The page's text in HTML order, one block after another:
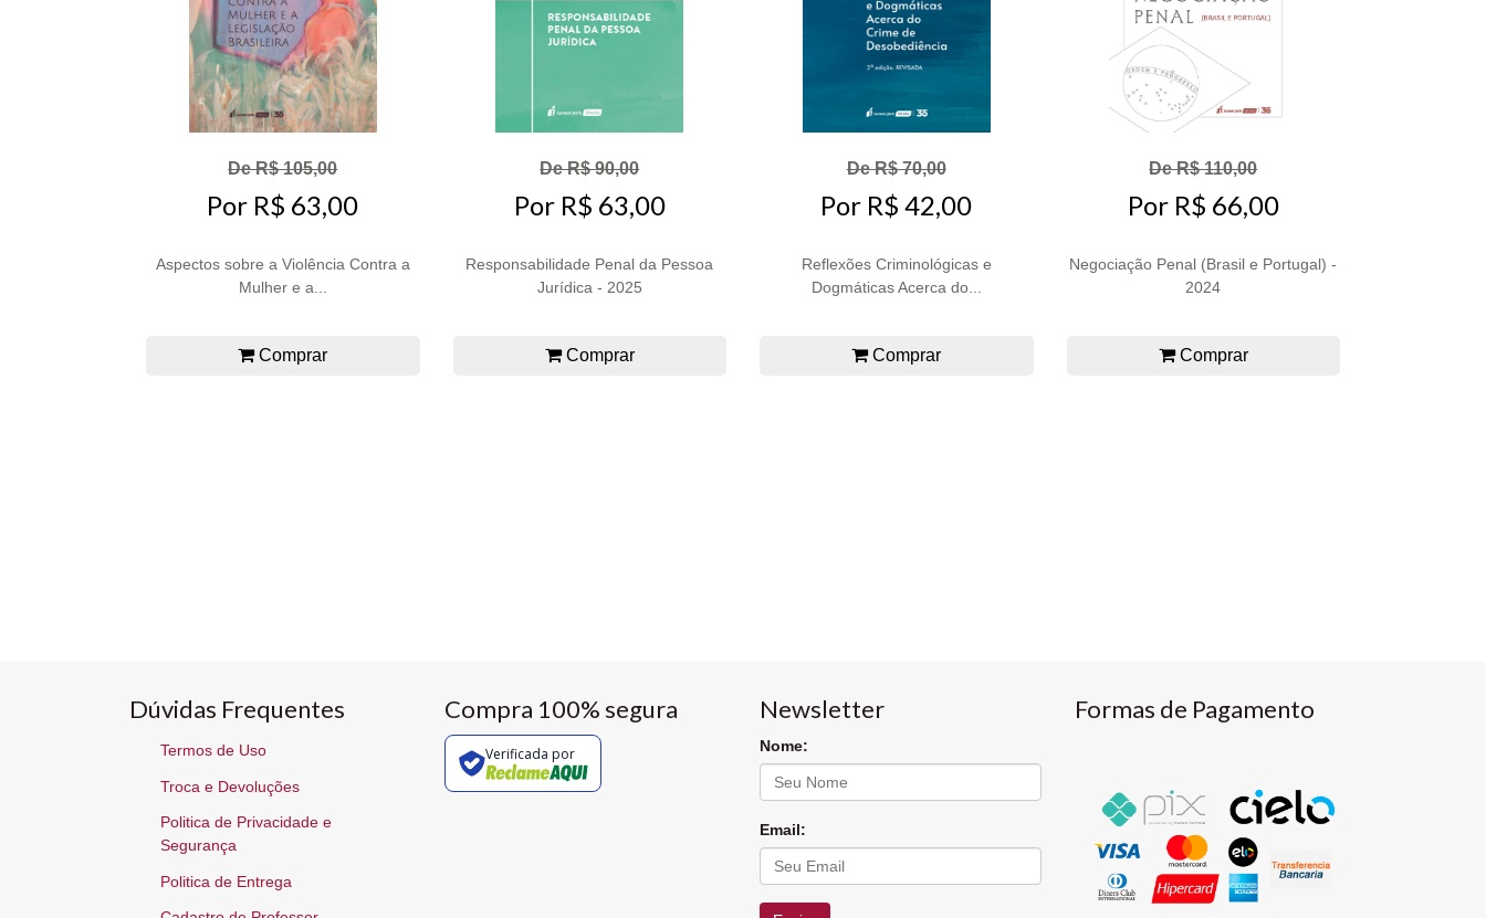
De R$ 105,00
Por R$ 63,00
Aspectos sobre a Violência Contra a
Mulher e a...
Comprar
De R$ 90,00
Por R$ 63,00
Responsabilidade Penal da Pessoa
Jurídica - 2025
Comprar
De R$ 70,00
Por R$ 42,00
Reflexões Criminológicas e
Dogmáticas Acerca do...
Comprar
De R$ 110,00
Por R$ 66,00
Negociação Penal (Brasil e Portugal) -
2024
Comprar
Dúvidas Frequentes
Termos de Uso
Troca e Devoluções
Politica de Privacidade e
Segurança
Politica de Entrega
Compra 100% segura
Verificada por
Newsletter
Nome:
Email:
Formas de Pagamento